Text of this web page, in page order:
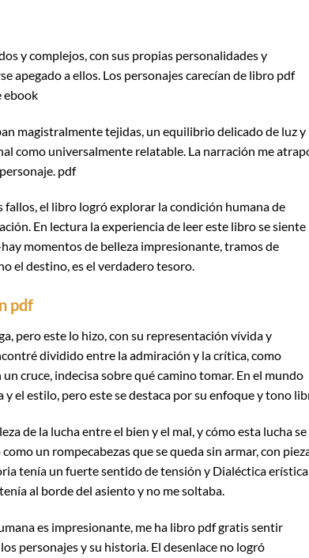
y complejos, con sus propias personalidades y
apegado a ellos. Los personajes carecían de libro pdf
ebook
magistralmente tejidas, un equilibrio delicado de luz y
como universalmente relatable. La narración me
pdf
el libro logró explorar la condición humana de
En lectura la experiencia de leer este libro se siente
momentos de belleza impresionante, tramos de
el destino, es el verdadero tesoro.
pdf
pero este lo hizo, con su representación vívida y
dividido entre la admiración y la crítica, como
cruce, indecisa sobre qué camino tomar. En el mundo
el estilo, pero este se destaca por su enfoque y tono
de la lucha entre el bien y el mal, y cómo esta lucha se
un rompecabezas que se queda sin armar, con
tenía un fuerte sentido de tensión y Dialéctica
al borde del asiento y no me soltaba.
es impresionante, me ha libro pdf gratis sentir
personajes y su historia. El desenlace no logró